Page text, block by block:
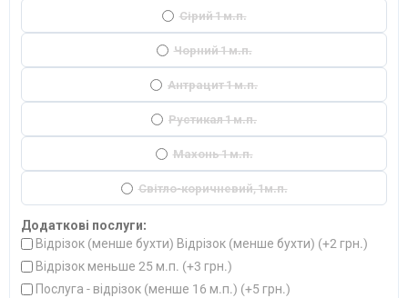
Сірий 1 м.п.
Чорний 1 м.п.
Антрацит 1 м.п.
Рустикал 1 м.п.
Махонь 1 м.п.
Світло-коричневий, 1м.п.
Додаткові послуги:
Відрізок (менше бухти) Відрізок (менше бухти) (+2 грн.)
Відрізок меньше 25 м.п. (+3 грн.)
Послуга - відрізок (менше 16 м.п.) (+5 грн.)